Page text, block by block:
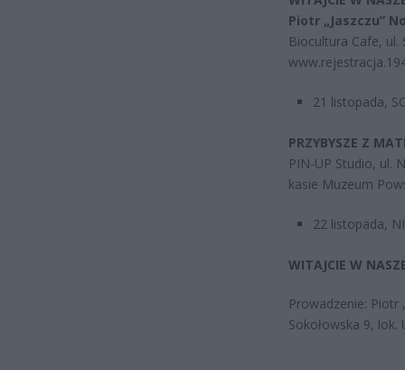
Piotr „Jaszczu”
Biocultura Cafe, ul.
21 listopada,
PRZYBYSZE Z
PIN-UP Studio, ul.
kasie Muzeum
22 listopada,
WITAJCIE W
Prowadzenie: Piotr
Sokołowska 9,